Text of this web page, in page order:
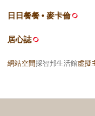
日日餐餐 • 麥卡倫
居心誌
網站空間採智邦生活館虛擬